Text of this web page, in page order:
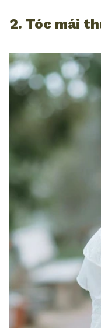
2. Tóc mái